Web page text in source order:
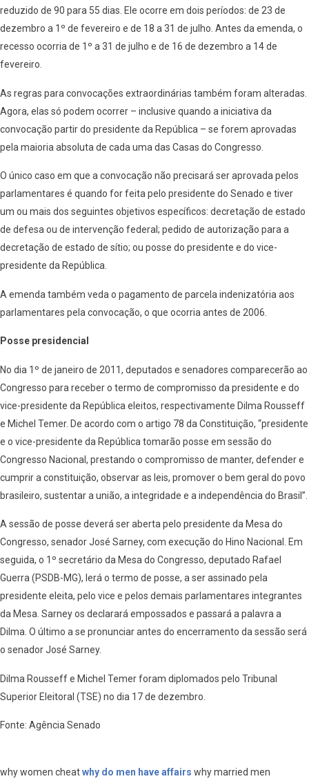
reduzido de 90 para 55 dias. Ele ocorre em dois períodos: de 23 de
dezembro a 1º de fevereiro e de 18 a 31 de julho. Antes da emenda, o
recesso ocorria de 1º a 31 de julho e de 16 de dezembro a 14 de
fevereiro.
As regras para convocações extraordinárias também foram alteradas.
Agora, elas só podem ocorrer – inclusive quando a iniciativa da
convocação partir do presidente da República – se forem aprovadas
pela maioria absoluta de cada uma das Casas do Congresso.
O único caso em que a convocação não precisará ser aprovada pelos
parlamentares é quando for feita pelo presidente do Senado e tiver
um ou mais dos seguintes objetivos específicos: decretação de estado
de defesa ou de intervenção federal; pedido de autorização para a
decretação de estado de sítio; ou posse do presidente e do vice-
presidente da República.
A emenda também veda o pagamento de parcela indenizatória aos
parlamentares pela convocação, o que ocorria antes de 2006.
Posse presidencial
No dia 1º de janeiro de 2011, deputados e senadores comparecerão ao
Congresso para receber o termo de compromisso da presidente e do
vice-presidente da República eleitos, respectivamente Dilma Rousseff
e Michel Temer. De acordo com o artigo 78 da Constituição, “presidente
e o vice-presidente da República tomarão posse em sessão do
Congresso Nacional, prestando o compromisso de manter, defender e
cumprir a constituição, observar as leis, promover o bem geral do povo
brasileiro, sustentar a união, a integridade e a independência do Brasil”.
A sessão de posse deverá ser aberta pelo presidente da Mesa do
Congresso, senador José Sarney, com execução do Hino Nacional. Em
seguida, o 1º secretário da Mesa do Congresso, deputado Rafael
Guerra (PSDB-MG), lerá o termo de posse, a ser assinado pela
presidente eleita, pelo vice e pelos demais parlamentares integrantes
da Mesa. Sarney os declarará empossados e passará a palavra a
Dilma. O último a se pronunciar antes do encerramento da sessão será
o senador José Sarney.
Dilma Rousseff e Michel Temer foram diplomados pelo Tribunal
Superior Eleitoral (TSE) no dia 17 de dezembro.
Fonte: Agência Senado
why women cheatwhy do men have affairs why married men